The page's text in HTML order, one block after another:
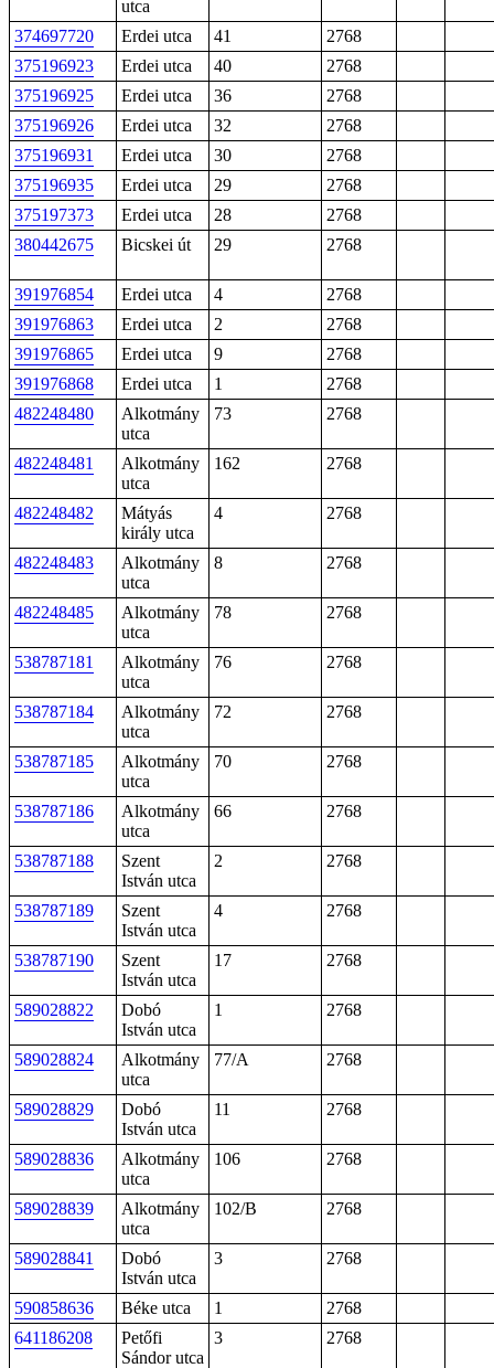
utca
374697720 Erdei utca 41
2768
375196923
Erdei utca 40
2768
375196925
Erdei utca 36
2768
375196926
Erdei utca 32
2768
375196931
Erdei utca 30
2768
375196935
Erdei utca 29
2768
375197373
Erdei utca 28
2768
380442675
Bicskei út 29 2768
391976854 Erdei utca 4
2768
391976863
Erdei utca 2
2768
391976865
Erdei utca 9
2768
391976868
Erdei utca 1
2768
482248480
Alkotmány
utca
73 2768
482248481
Alkotmány
utca
162 2768
482248482
Mátyás
király utca
4 2768
482248483
Alkotmány
utca
8 2768
482248485
Alkotmány
utca
78 2768
538787181
Alkotmány
utca
76 2768
538787184
Alkotmány
utca
72 2768
538787185
Alkotmány
utca
70 2768
538787186
Alkotmány
utca
66 2768
538787188
Szent
István utca
2 2768
538787189
Szent
István utca
4 2768
538787190
Szent
István utca
17 2768
589028822
Dobó
István utca
1 2768
589028824
Alkotmány
utca
77/A 2768
589028829
Dobó
István utca
11 2768
589028836
Alkotmány
utca
106 2768
589028839
Alkotmány
utca
102/B 2768
589028841
Dobó
István utca
3 2768
590858636 Béke utca 1
2768
641186208
Petőfi
Sándor utca
3 2768